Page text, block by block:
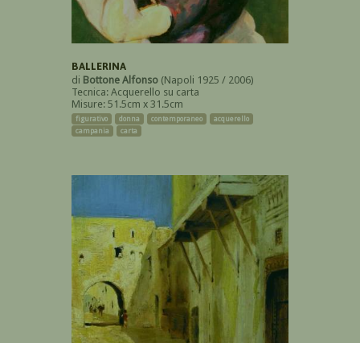
BALLERINA
di Bottone Alfonso (Napoli 1925 / 2006)
Tecnica: Acquerello su carta
Misure: 51.5cm x 31.5cm
figurativo donna contemporaneo
acquerello
campania
carta